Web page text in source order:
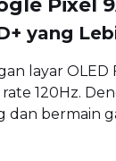
yang
layar
120Hz.
dan bermain